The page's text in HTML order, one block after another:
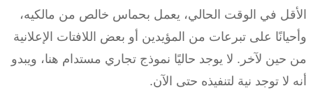
الأقل في الوقت الحالي، يعمل بحماس خالص من مالكيه،
وأحيانًا على تبرعات من المؤيدين أو بعض اللافتات الإعلانية
من حين لآخر. لا يوجد حاليًا نموذج تجاري مستدام هنا، ويبدو
أنه لا توجد نية لتنفيذه حتى الآن.